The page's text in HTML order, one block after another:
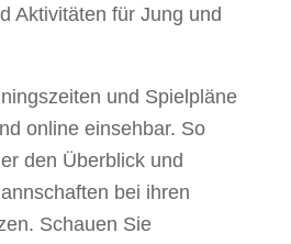
Aktivitäten für Jung und
und Spielpläne
online einsehbar. So
den Überblick und
bei ihren
Schauen Sie